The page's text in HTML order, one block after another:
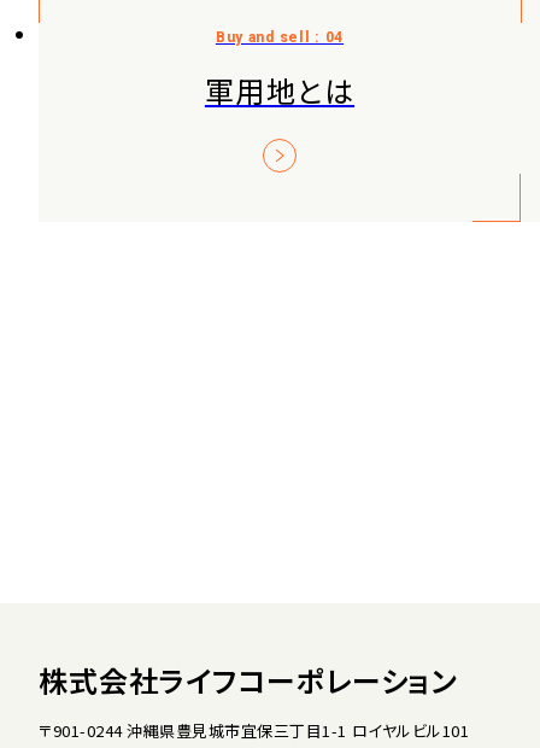
軍用地とは
株式会社ライフコーポレーション
〒901-0244 沖縄県豊見城市宜保三丁目1-1 ロイヤルビル101